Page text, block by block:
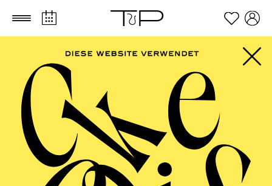
Zum Hauptinhalt springen Zum Footer springen
AALTO MUSIKTHEATER